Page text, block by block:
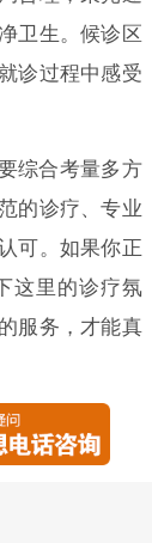
卫生。候诊区
诊过程中感受
综合考量多方
的诊疗、专业
可。如果你正
这里的诊疗氛
服务，才能真